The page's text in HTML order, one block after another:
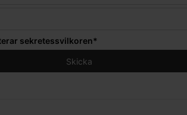
sekretessvilkoren*